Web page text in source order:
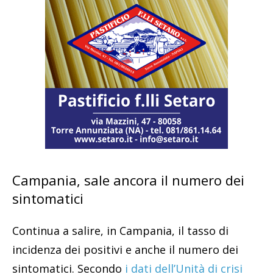
Campania, sale ancora il numero dei
sintomatici
Continua a salire, in Campania, il tasso di
incidenza dei positivi e anche il numero dei
sintomatici. Secondo i dati dell’Unità di crisi